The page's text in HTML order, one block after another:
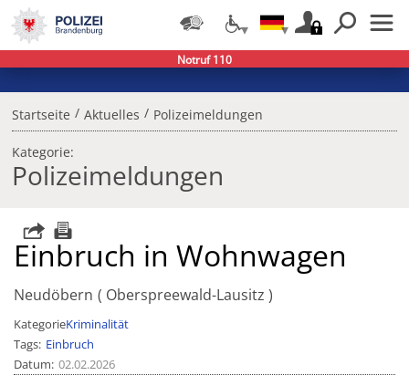
Startseite / Aktuelles / Polizeimeldungen
Kategorie:
Polizeimeldungen
Einbruch in Wohnwagen
Neudöbern Oberspreewald-Lausitz
KategorieKriminalität
Tags Einbruch
Datum 02.02.2026
Notruf 110